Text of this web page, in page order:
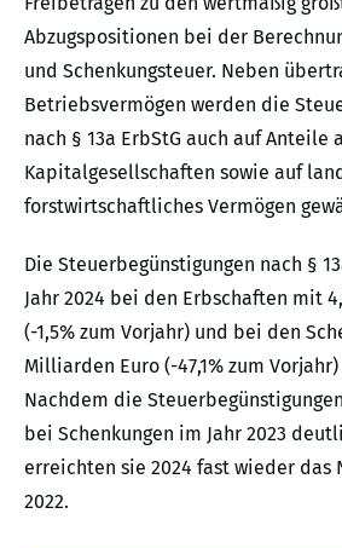
Abzugspositionen bei der
und Schenkungsteuer. Neben
Betriebsvermögen werden die
nach § 13a ErbStG auch auf Anteile
Kapitalgesellschaften sowie auf
forstwirtschaftliches Vermögen
Die Steuerbegünstigungen nach §
Jahr 2024 bei den Erbschaften mit
(-1,5% zum Vorjahr) und bei den
Milliarden Euro (-47,1% zum
Nachdem die
bei Schenkungen im Jahr 2023
erreichten sie 2024 fast wieder das
2022.